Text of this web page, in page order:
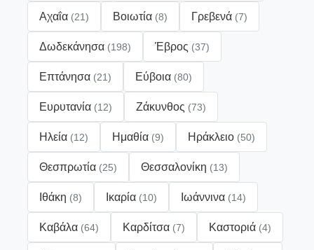
Αχαΐα (21) Βοιωτία (8) Γρεβενά (7)
Δωδεκάνησα (198) Έβρος (37)
Επτάνησα (21) Εύβοια (80)
Ευρυτανία (12) Ζάκυνθος (73)
Ηλεία (12) Ημαθία (9) Ηράκλειο (50)
Θεσπρωτία (25) Θεσσαλονίκη (13)
Ιθάκη (8) Ικαρία (10) Ιωάννινα (14)
Καβάλα (64) Καρδίτσα (7) Καστοριά (4)